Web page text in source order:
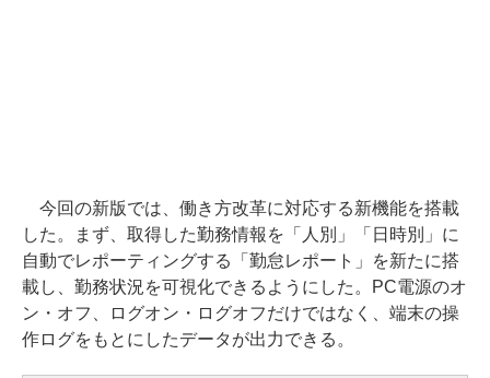
今回の新版では、働き方改革に対応する新機能を搭載
した。まず、取得した勤務情報を「人別」「日時別」に
自動でレポーティングする「勤怠レポート」を新たに搭
載し、勤務状況を可視化できるようにした。PC電源のオ
ン・オフ、ログオン・ログオフだけではなく、端末の操
作ログをもとにしたデータが出力できる。